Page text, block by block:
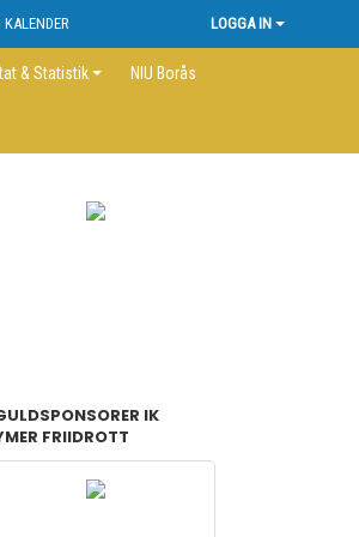
LOGGA IN
& Statistik NIU Borås
IK
FRIIDROTT